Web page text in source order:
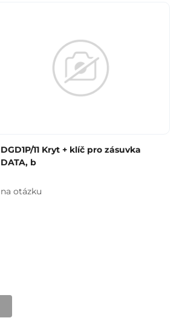
DGD1P/11 Kryt + klíč pro zásuvka
DATA, b
na otázku